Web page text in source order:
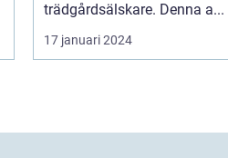
trädgårdsälskare. Denna a...
17 januari 2024